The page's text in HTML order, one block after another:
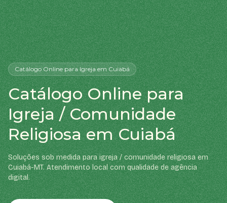
Catálogo Onlinepara Igrejaem Cuiabá
Catálogo Online para
Igreja / Comunidade
Religiosa em Cuiabá
Soluções sob medida para igreja / comunidade religiosa em
Cuiabá-MT. Atendimento local com qualidade de agência
digital.